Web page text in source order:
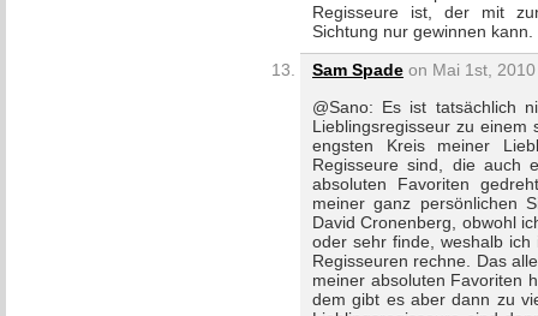
Regisseure ist, der mit
Sichtung nur gewinnen kann.
Sam Spade on Mai 1st,
@Sano: Es ist tatsächlich
Lieblingsregisseur zu
engsten Kreis meiner
Regisseure sind, die auch
absoluten Favoriten
meiner ganz persönlichen
David Cronenberg, obwohl
oder sehr finde, weshalb ich
Regisseuren rechne. Das
meiner absoluten Favoriten
dem gibt es aber dann zu